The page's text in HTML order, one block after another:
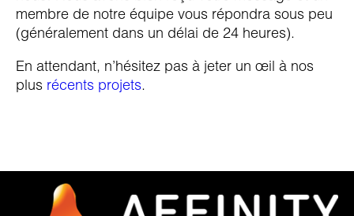
membre de notre équipe vous répondra sous peu
(généralement dans un délai de 24 heures).
En attendant, n’hésitez pas à jeter un œil à nos
plus récents projets.